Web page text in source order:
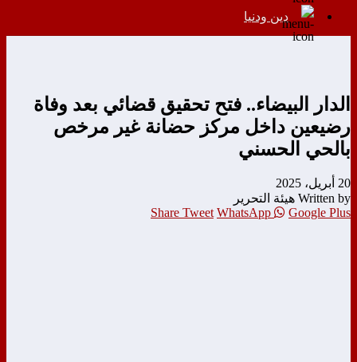
دين ودنيا
الدار البيضاء.. فتح تحقيق قضائي بعد وفاة
رضيعين داخل مركز حضانة غير مرخص
بالحي الحسني
20 أبريل، 2025
Written by هيئة التحرير
Share Tweet WhatsApp Google Plus